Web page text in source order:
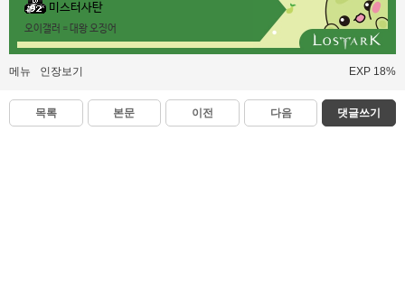
미스터사탄
오이갤러 = 대왕 오징어
메뉴 인장보기 EXP 18%
목록 본문 이전 다음 댓글쓰기